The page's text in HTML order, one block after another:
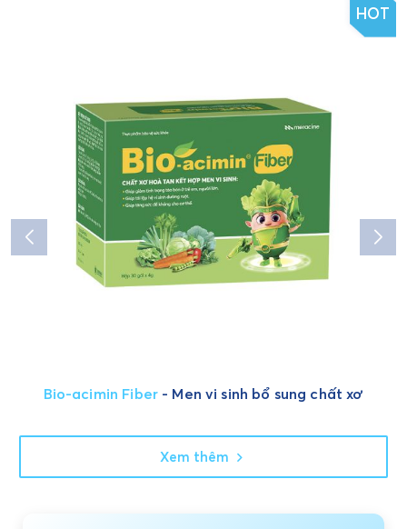
HOT
Bio-acimin Fiber- Men vi sinh bổ sung chất xơ
Xem thêm